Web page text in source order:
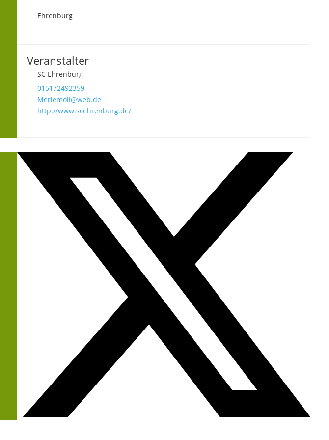
Ehrenburg
Veranstalter
SC Ehrenburg
015172492359
Merlemoll@web.de
http://www.scehrenburg.de/